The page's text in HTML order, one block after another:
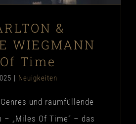
&
WIEGMANN
Time
| Neuigkeiten
und raumfüllende
– „Miles Of Time“ – das